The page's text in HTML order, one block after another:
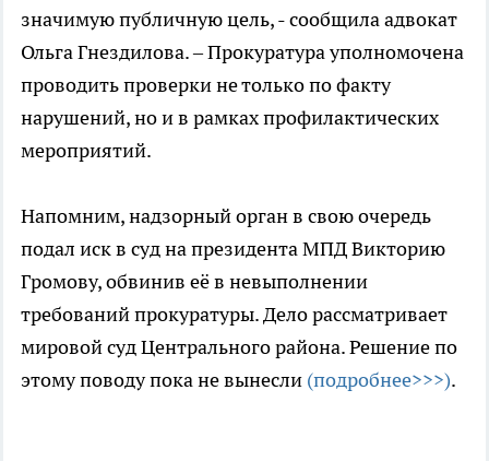
значимую публичную цель, - сообщила адвокат
Ольга Гнездилова. – Прокуратура уполномочена
проводить проверки не только по факту
нарушений, но и в рамках профилактических
мероприятий.
Напомним, надзорный орган в свою очередь
подал иск в суд на президента МПД Викторию
Громову, обвинив её в невыполнении
требований прокуратуры. Дело рассматривает
мировой суд Центрального района. Решение по
этому поводу пока не вынесли (подробнее>>>).